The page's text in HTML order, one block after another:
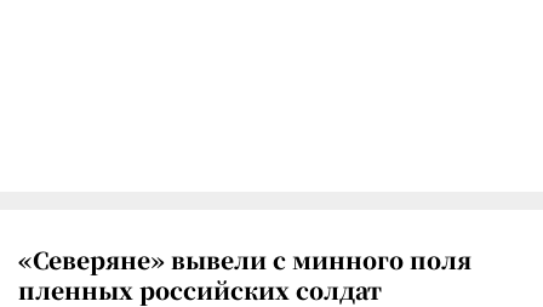
«Северяне» вывели с минного поля
пленных российских солдат